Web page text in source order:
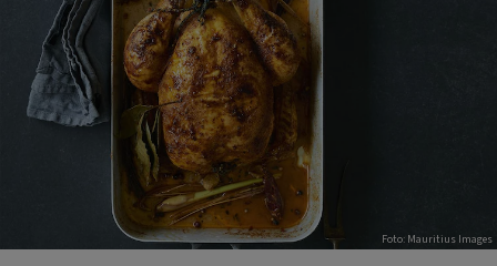
Foto: Mauritius Images